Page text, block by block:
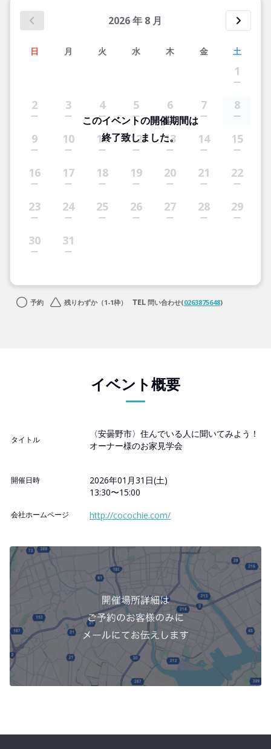
2026年 8 月
日 月 火 水 木 金 土
1
2 3 4 5 6 7 8
9 10 11 12 13 14 15
16 17 18 19 20 21 22
23 24 25 26 27 28 29
30 31
このイベントの開催期間は
終了致しました。
予約 残りわずか（1-1枠） 問い合わせ(0263875648)
イベント概要
タイトル
〈安曇野市〉住んでいる人に聞いてみよう！
オーナー様のお家見学会
開催日時
2026年01月31日(土)
13:30〜15:00
会社ホームページ http://cocochie.com/